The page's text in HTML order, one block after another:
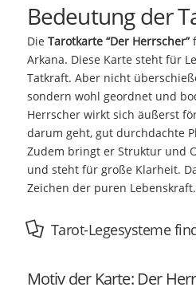
Bedeutung der
Die Tarotkarte “Der Herrscher”
Arkana. Diese Karte steht für
Tatkraft. Aber nicht
sondern wohl geordnet und
Herrscher wirkt sich äußerst
darum geht, gut durchdachte
Zudem bringt er Struktur und
und steht für große Klarheit.
Zeichen der puren Lebenskraft.
Tarot-Legesysteme
Motiv der Karte: Der